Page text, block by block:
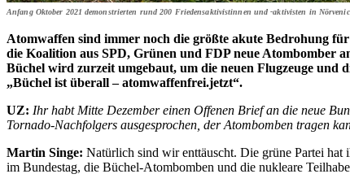
Anfang Oktober 2021 demonstrierten rund 200 Friedensaktivistinnen und -aktivisten in
Atomwaffen sind immer noch die größte akute Bedrohung
die Koalition aus SPD, Grünen und FDP neue Atombomber
Büchel wird zurzeit umgebaut, um die neuen Flugzeuge und
„Büchel ist überall – atomwaffenfrei.jetzt“.
UZ: Ihr habt Mitte Dezember einen Offenen Brief an die neue
Tornado-Nachfolgers ausgesprochen, der Atombomben tragen
Martin Singe: Natürlich sind wir enttäuscht. Die grüne Partei
im Bundestag, die Büchel-Atombomben und die nukleare